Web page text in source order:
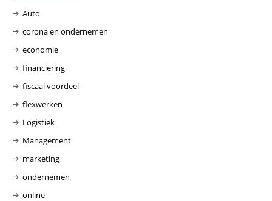
Auto
corona en ondernemen
economie
financiering
fiscaal voordeel
flexwerken
Logistiek
Management
marketing
ondernemen
online